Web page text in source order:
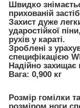
Швидко
прихованій
Захист дуже
ударостійкої
рухів у караті.
Зроблені з
специфікацією
Надійно захищає
Вага: 0,900 кг
Розмір гомілки
розміром ноги